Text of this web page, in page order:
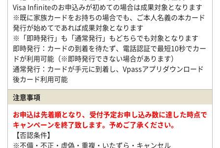
Visa Infiniteのお申込みが初めての場合は成果対象となります
※既に家族カードをお持ちの場合でも、ご本人名義の本カード
発行が始めてであれば成果対象となります
※「即時発行」も「通常発行」もどちらでも対象となります
即時発行：カードの到着を待たず、電話認証で最短10秒でカー
ドが利用可能（※即時発行できない場合があります）
通常発行：カードが手元に到着し、Vpassアプリダウンロード
後カード利用可能
注意事項
お申込は先着順となり、受付予定お申し込み数に達した時点で
キャンペーンを終了致します。予めご了承ください。
【否認条件】
※不備・不正・虚偽・重複・いたずら・キャンセル